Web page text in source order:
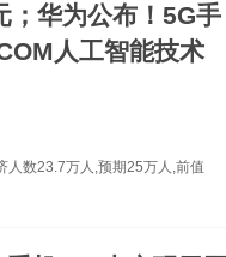
；华为公布！5G手
人工智能技术
人数23.7万人,预期25万人,前值